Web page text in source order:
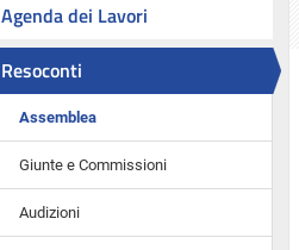
Agenda dei Lavori
Resoconti
Assemblea
Giunte e Commissioni
Audizioni